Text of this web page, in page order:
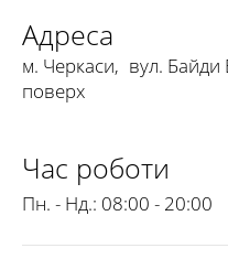
Адреса
м. Черкаси, вул.
поверх
Час роботи
Пн. - Нд.: 08:00 - 20:00